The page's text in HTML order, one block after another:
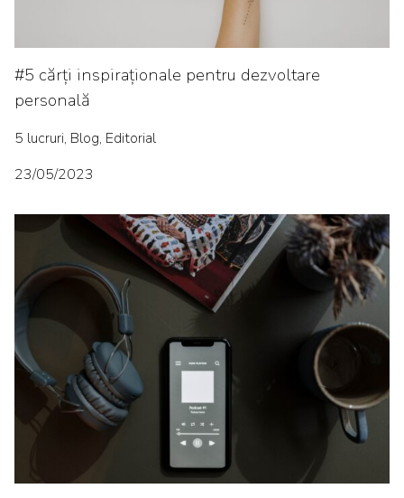
#5 cărți inspiraționale pentru dezvoltare
personală
5 lucruri, Blog, Editorial
23/05/2023